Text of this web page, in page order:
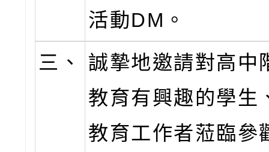
活動DM。
三、
誠摯地邀請對高中
教育有興趣的學生
教育工作者蒞臨參